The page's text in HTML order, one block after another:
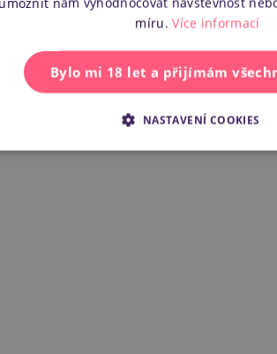
míru. Více informací
Bylo mi 18 let a přijímám
NASTAVENÍ COOKIES